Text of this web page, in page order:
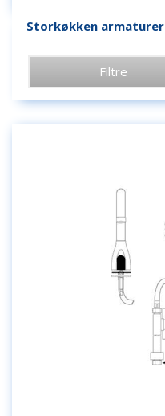
Storkøkken armaturer
Filtre